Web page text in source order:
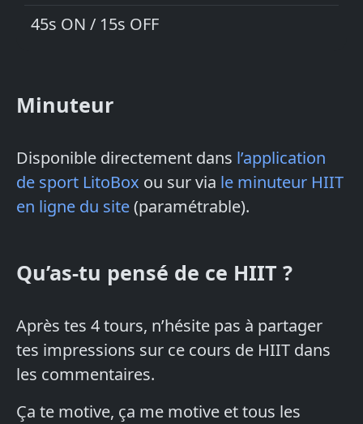
45s ON / 15s OFF
Minuteur
Disponible directement dans l’application
de sport LitoBox ou sur via le minuteur HIIT
en ligne du site(paramétrable).
Qu’as-tu pensé de ce HIIT ?
Après tes 4 tours, n’hésite pas à partager
tes impressions sur ce cours de HIIT dans
les commentaires.
Ça te motive, ça me motive et tous les